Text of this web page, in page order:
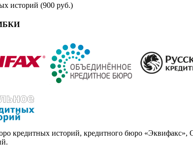
историй (900 руб.)
кредитных историй, кредитного бюро